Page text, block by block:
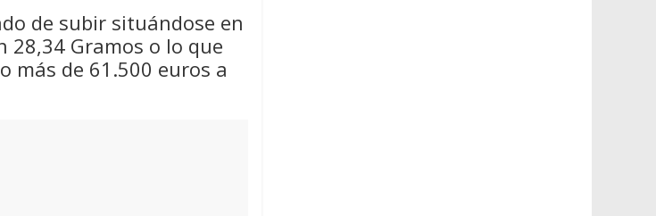
de subir situándose en
28,34 Gramos o lo que
más de 61.500 euros a